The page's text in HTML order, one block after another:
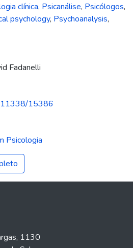
clínica, Psicanálise, Psicólogos,
psychology, Psychoanalysis,
Fadanelli
11338/15386
Psicologia
1130